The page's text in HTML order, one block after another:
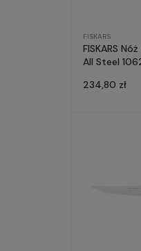
FISKARS
FISKARS
All Steel
234,80 zł